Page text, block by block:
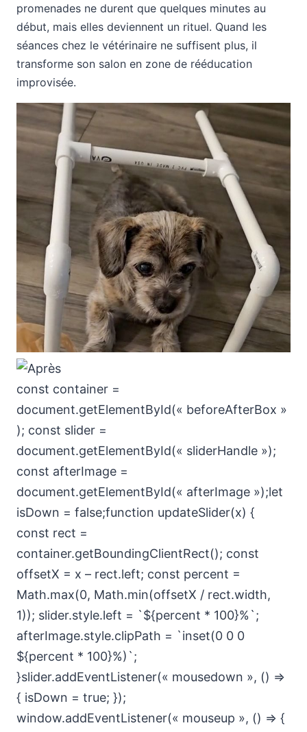
promenades ne durent que quelques minutes au
début, mais elles deviennent un rituel. Quand les
séances chez le vétérinaire ne suffisent plus, il
transforme son salon en zone de rééducation
improvisée.
const container =
document.getElementById(« beforeAfterBox »
); const slider =
document.getElementById(« sliderHandle »);
const afterImage =
document.getElementById(« afterImage »);let
isDown = false;function updateSlider(x) {
const rect =
container.getBoundingClientRect(); const
offsetX = x – rect.left; const percent =
Math.max(0, Math.min(offsetX / rect.width,
1)); slider.style.left = `${percent * 100}%`;
afterImage.style.clipPath = `inset(0 0 0
${percent * 100}%)`;
}slider.addEventListener(« mousedown », () =>
{ isDown = true; });
window.addEventListener(« mouseup », () => {